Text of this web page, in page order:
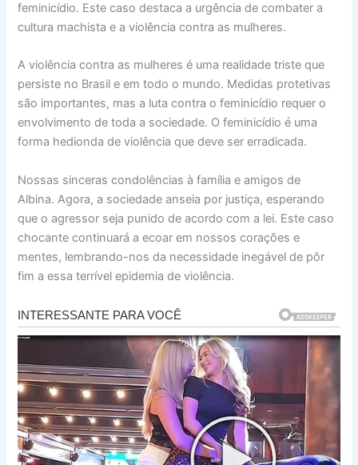
feminicídio. Este caso destaca a urgência de combater a
cultura machista e a violência contra as mulheres.
A violência contra as mulheres é uma realidade triste que
persiste no Brasil e em todo o mundo. Medidas protetivas
são importantes, mas a luta contra o feminicídio requer o
envolvimento de toda a sociedade. O feminicídio é uma
forma hedionda de violência que deve ser erradicada.
Nossas sinceras condolências à família e amigos de
Albina. Agora, a sociedade anseia por justiça, esperando
que o agressor seja punido de acordo com a lei. Este caso
chocante continuará a ecoar em nossos corações e
mentes, lembrando-nos da necessidade inegável de pôr
fim a essa terrível epidemia de violência.